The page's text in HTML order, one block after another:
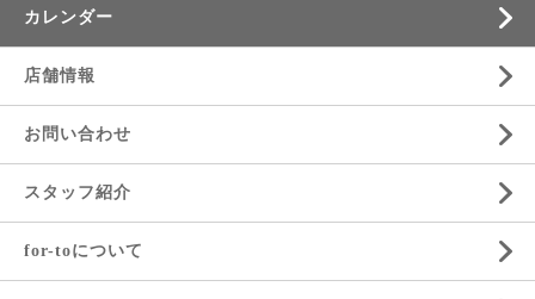
カレンダー
店舗情報
お問い合わせ
スタッフ紹介
for-toについて